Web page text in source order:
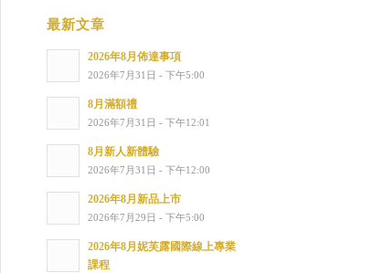
最新文章
2026年8月佈達事項
2026年7月31日 - 下午5:00
8月滿額禮
2026年7月31日 - 下午12:01
8月新人新體驗
2026年7月31日 - 下午12:00
2026年8月新品上市
2026年7月29日 - 下午5:00
2026年8月妮芙露國際線上專業
課程